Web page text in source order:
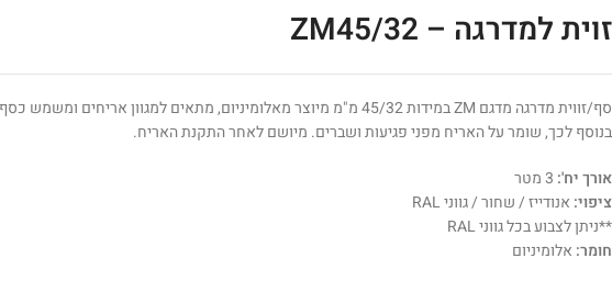
זוית למדרגה – ZM45/32
סף/זווית מדרגה מדגם ZM במידות 45/32 מ"מ מיוצר מאלומיניום, מתאים למגוון אריחים ומשמש כסף מדרגה לסיומן קצה מדרגה ולמניעת החלקה.
בנוסף לכך, שומר על האריח מפני פגיעות ושברים. מיושם לאחר התקנת האריח.
אורך יח':
ציפוי: אנודייז / שחור / גווני RAL
**ניתן לצבוע בכל גווני RAL
חומר: אלומיניום